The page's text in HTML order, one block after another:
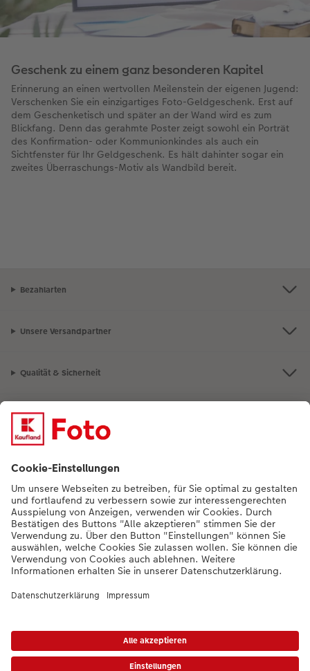
Geschenk zu einem ganz besonderen Kapitel
Erinnerung an einen wertvollen Meilenstein der eigenen Jugend:
Verschenken Sie ein einzigartiges Foto-Geldgeschenk. Erst auf
dem Geschenketisch und später an der Wand wird es zum
Blickfang. Denn das gerahmte Poster zeigt sowohl ein Porträt
des Konfirmation- oder Kommunionkindes als auch ein
Sichtfenster für Ihr Geldgeschenk. Es hält dahinter sogar ein
zweites Überraschungs-Motiv als Wandbild bereit.
Bezahlarten
Unsere Versandpartner
Qualität & Sicherheit
Nachhaltigkeit bei CEWE
Informationen
Sortiment
0441 18131902Mo. bis Sa.: 8:00 – 20:00 Uhr und So.: 10:00 – 18:00 Uhr